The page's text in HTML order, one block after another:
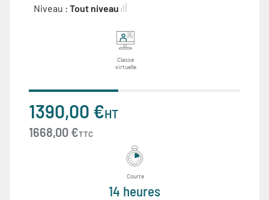
Niveau : Tout niveau
Classe
virtuelle
1390,00 €HT
1668,00 €TTC
Courte
14 heures